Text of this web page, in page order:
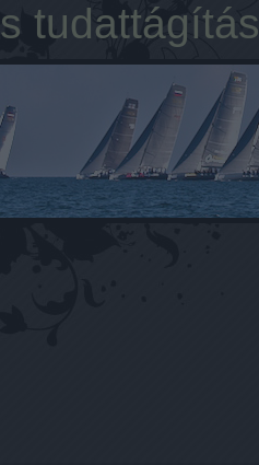
tudattágítás